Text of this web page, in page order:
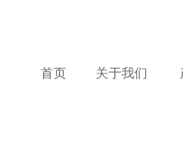
首页 关于我们